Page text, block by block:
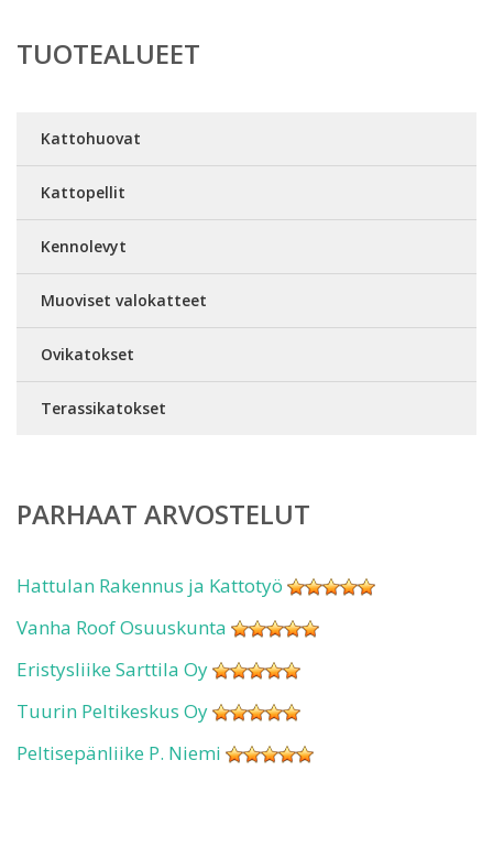
TUOTEALUEET
Kattohuovat
Kattopellit
Kennolevyt
Muoviset valokatteet
Ovikatokset
Terassikatokset
PARHAAT ARVOSTELUT
Hattulan Rakennus ja Kattotyö
Vanha Roof Osuuskunta
Eristysliike Sarttila Oy
Tuurin Peltikeskus Oy
Peltisepänliike P. Niemi